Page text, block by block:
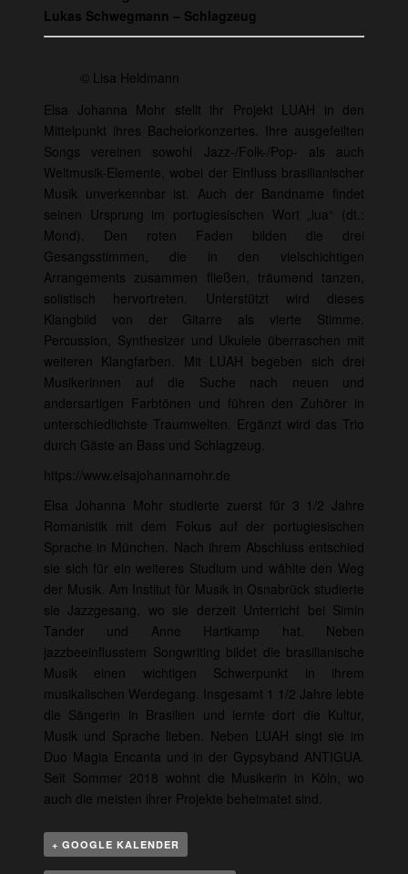
Lukas Schwegmann – Schlagzeug
© Lisa Heldmann
Elsa Johanna Mohr stellt ihr Projekt LUAH in den
Mittelpunkt ihres Bachelorkonzertes. Ihre ausgefeilten
Songs vereinen sowohl Jazz-/Folk-/Pop- als auch
Weltmusik-Elemente, wobei der Einfluss brasilianischer
Musik unverkennbar ist. Auch der Bandname findet
seinen Ursprung im portugiesischen Wort „lua“ (dt.:
Mond). Den roten Faden bilden die drei
Gesangsstimmen, die in den vielschichtigen
Arrangements zusammen fließen, träumend tanzen,
solistisch hervortreten. Unterstützt wird dieses
Klangbild von der Gitarre als vierte Stimme.
Percussion, Synthesizer und Ukulele überraschen mit
weiteren Klangfarben. Mit LUAH begeben sich drei
Musikerinnen auf die Suche nach neuen und
andersartigen Farbtönen und führen den Zuhörer in
unterschiedlichste Traumwelten. Ergänzt wird das Trio
durch Gäste an Bass und Schlagzeug.
https://www.elsajohannamohr.de
Elsa Johanna Mohr studierte zuerst für 3 1/2 Jahre
Romanistik mit dem Fokus auf der portugiesischen
Sprache in München. Nach ihrem Abschluss entschied
sie sich für ein weiteres Studium und wählte den Weg
der Musik. Am Institut für Musik in Osnabrück studierte
sie Jazzgesang, wo sie derzeit Unterricht bei Simin
Tander und Anne Hartkamp hat. Neben
jazzbeeinflusstem Songwriting bildet die brasilianische
Musik einen wichtigen Schwerpunkt in ihrem
musikalischen Werdegang. Insgesamt 1 1/2 Jahre lebte
die Sängerin in Brasilien und lernte dort die Kultur,
Musik und Sprache lieben. Neben LUAH singt sie im
Duo Magia Encanta und in der Gypsyband ANTIGUA.
Seit Sommer 2018 wohnt die Musikerin in Köln, wo
auch die meisten ihrer Projekte beheimatet sind.
+ GOOGLE KALENDER